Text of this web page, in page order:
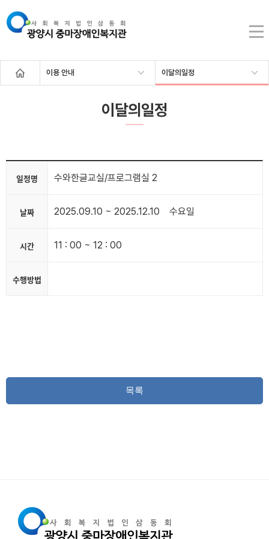
이용 안내 이달의일정
이달의일정
일정명 수와한글교실/프로그램실 2
날짜 2025.09.10 ~ 2025.12.10 수요일
시간 11 : 00 ~ 12 : 00
수행방법
목록